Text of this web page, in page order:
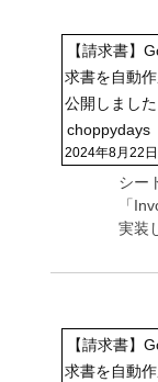
【請求書】
求書を自動
公開しまし
choppydays
2024年8月22日
シー
「
実装
【請求書】
求書を自動